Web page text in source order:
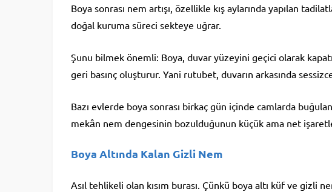
Boya sonrası nem artışı, özellikle kış aylarında yapılan
doğal kuruma süreci sekteye uğrar.
Şunu bilmek önemli: Boya, duvar yüzeyini geçici olarak
geri basınç oluşturur. Yani rutubet, duvarın arkasında
Bazı evlerde boya sonrası birkaç gün içinde camlarda
mekân nem dengesinin bozulduğunun küçük ama net
Boya Altında Kalan Gizli Nem
Asıl tehlikeli olan kısım burası. Çünkü boya altı küf ve